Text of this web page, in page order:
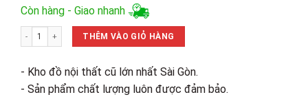
gốc
là:
5,500,000₫.
Còn hàng - Giao nhanh
Thanh Lý Ghế Sofa Da Simili 1M6 Mới 99% số lượng
THÊM VÀO GIỎ HÀNG
- Kho đồ nội thất cũ lớn nhất Sài Gòn.
- Sản phẩm chất lượng luôn được đảm bảo.